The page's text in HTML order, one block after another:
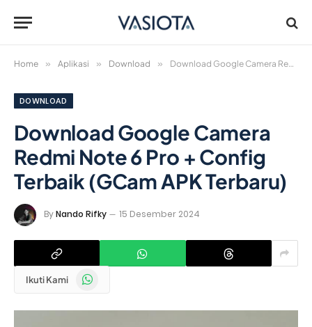
Home » Aplikasi » Download » Download Google Camera Redmi Note 6 Pro + Config Terbaik (GCam APK Terbaru)
DOWNLOAD
Download Google Camera
Redmi Note 6 Pro + Config
Terbaik (GCam APK Terbaru)
ByNando Rifky 15 Desember 2024
Ikuti Kami WhatsApp